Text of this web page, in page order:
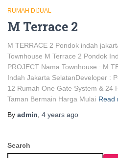
RUMAH DIJUAL
M Terrace 2
M TERRACE 2 Pondok indah
Townhouse M Terrace 2 Pondok
PROJECT Nama Townhouse : M
Indah Jakarta SelatanDeveloper :
12 Rumah One Gate System & 24
Taman Bermain Harga Mulai Read
By admin 4 years ago
Search